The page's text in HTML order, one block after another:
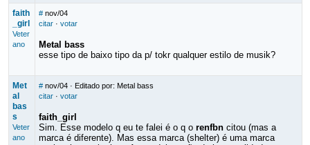
faith
_girl
Veter
ano
# nov/04
citar· votar
Metal bass
esse tipo de baixo tipo da p/ tokr qualquer estilo de musik?
Met
al
bas
s
Veter
ano
# nov/04· Editado por: Metal bass
citar· votar
faith_girl
Sim. Esse modelo q eu te falei é o q o renfbncitou (mas a
marca é diferente). Mas essa marca (shelter) é uma marca